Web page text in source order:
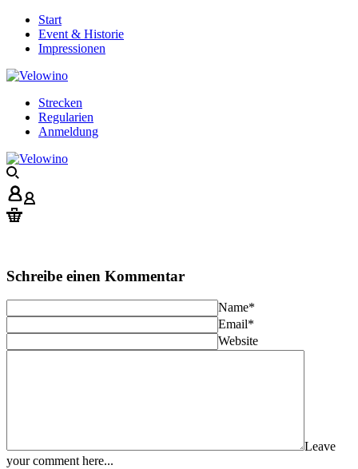
Start
Event & Historie
Impressionen
Strecken
Regularien
Anmeldung
Schreibe einen Kommentar
Name*
Email*
Website
Leave
your comment here...